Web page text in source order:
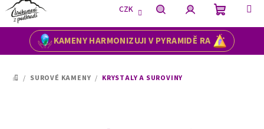
KAMENY HARMONIZUJI V PYRAMIDĚ RA
CZK
HledatPřihlášeníNákupní
DOMŮ
/ SUROVÉ KAMENY / KRYSTALY A SUROVINY